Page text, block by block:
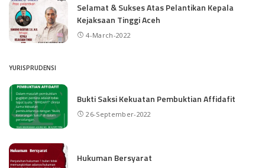
Selamat & Sukses Atas Pelantikan Kepala
Kejaksaan Tinggi Aceh
4-March-2022
YURISPRUDENSI
Bukti Saksi Kekuatan Pembuktian Affidafit
26-September-2022
Hukuman Bersyarat